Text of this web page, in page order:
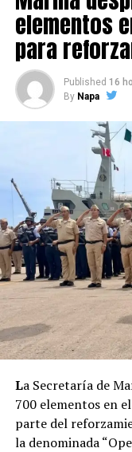
elementos
para
Published 16
By Napa
La Secretaría de
700 elementos en
parte del
la denominada